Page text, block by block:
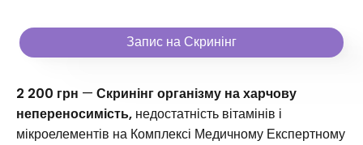
Запис на Скринінг
2 200 грн — Скринінг організму на харчову
непереносимість, недостатність вітамінів і
мікроелементів на Комплексі Медичному Експертному